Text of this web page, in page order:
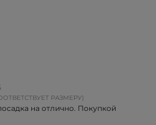
РАЗМЕРУ)
на отлично. Покупкой